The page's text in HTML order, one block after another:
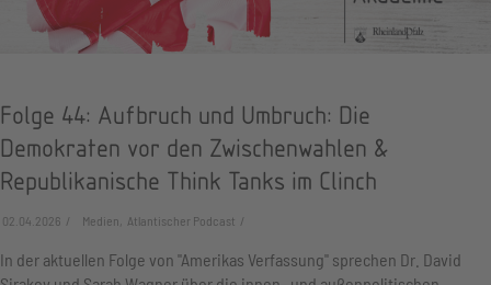
Folge 44: Aufbruch und Umbruch: Die
Demokraten vor den Zwischenwahlen &
Republikanische Think Tanks im Clinch
02.04.2026 Medien, Atlantischer Podcast
In der aktuellen Folge von "Amerikas Verfassung" sprechen Dr. David